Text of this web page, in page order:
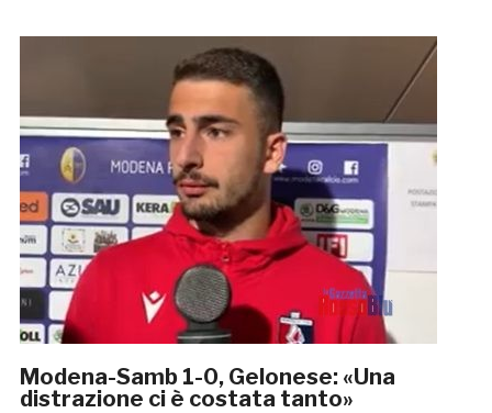
Modena-Samb 1-0, Gelonese: «Una
distrazione ci è costata tanto»